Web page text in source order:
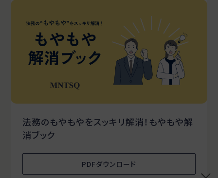
法務のもやもやをスッキリ解消！もやもや解
消ブック
PDFダウンロード